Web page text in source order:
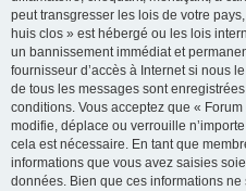
peut transgresser les lois de votre
huis clos » est hébergé ou les lois
un bannissement immédiat et
fournisseur d’accès à Internet si nous
de tous les messages sont
conditions. Vous acceptez que «
modifie, déplace ou verrouille
cela est nécessaire. En tant que
informations que vous avez saisies
données. Bien que ces informations